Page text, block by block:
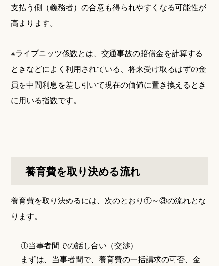
支払う側（義務者）の合意も得られやすくなる可能性が
高まります。
※ライプニッツ係数とは、交通事故の賠償金を計算する
ときなどによく利用されている、将来受け取るはずの金
員を中間利息を差し引いて現在の価値に置き換えるとき
に用いる指数です。
養育費を取り決める流れ
養育費を取り決めるには、次のとおり①～③の流れとな
ります。
①当事者間での話し合い（交渉）
まずは、当事者間で、養育費の一括請求の可否、金